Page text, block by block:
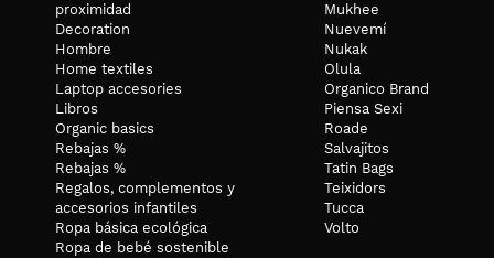
proximidad
Decoration
Hombre
Home textiles
Laptop accesories
Libros
Organic basics
Rebajas %
Rebajas %
Regalos, complementos y
accesorios infantiles
Ropa básica ecológica
Ropa de bebé sostenible
Mukhee
Nuevemí
Nukak
Olula
Organico Brand
Piensa Sexi
Roade
Salvajitos
Tatin Bags
Teixidors
Tucca
Volto